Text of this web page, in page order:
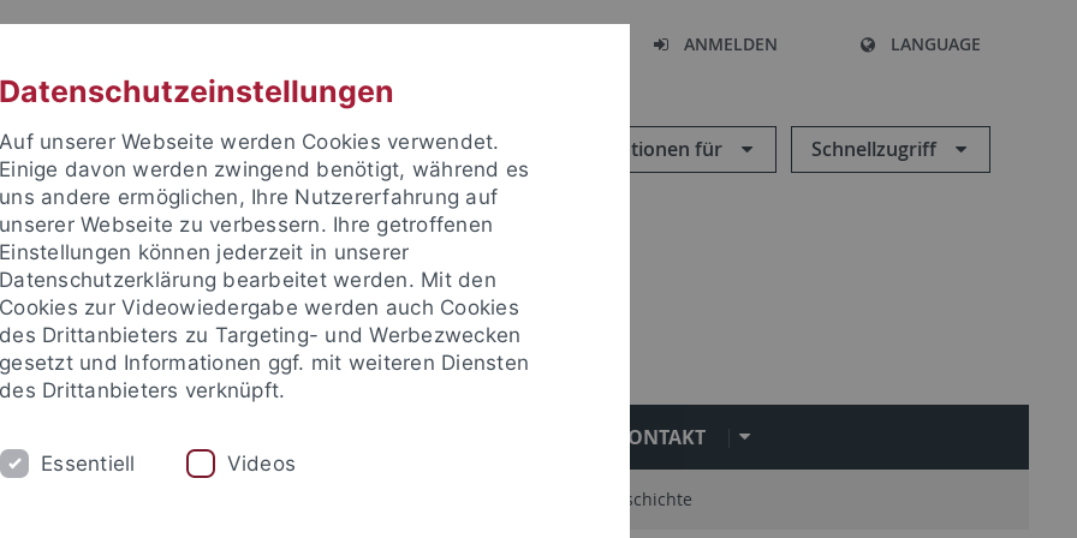
ANMELDEN LANGUAGE
Informationen für Schnellzugriff
Fakultät
KONTAKT
Geschichte
Datenschutzeinstellungen
Auf unserer Webseite werden Cookies verwendet.
Einige davon werden zwingend benötigt, während es
uns andere ermöglichen, Ihre Nutzererfahrung auf
unserer Webseite zu verbessern. Ihre getroffenen
Einstellungen können jederzeit in unserer
Datenschutzerklärung bearbeitet werden. Mit den
Cookies zur Videowiedergabe werden auch Cookies
des Drittanbieters zu Targeting- und Werbezwecken
gesetzt und Informationen ggf. mit weiteren Diensten
des Drittanbieters verknüpft.
Essentiell Videos